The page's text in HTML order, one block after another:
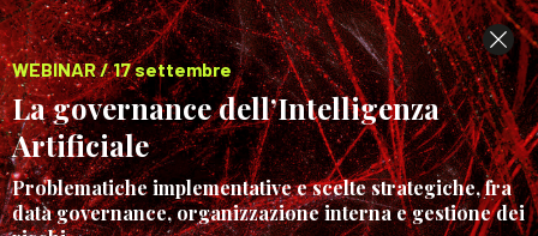
WEBINAR / 17 settembre
La governance dell’Intelligenza
Artificiale
Problematiche implementative e scelte strategiche, fra
data governance, organizzazione interna e gestione dei